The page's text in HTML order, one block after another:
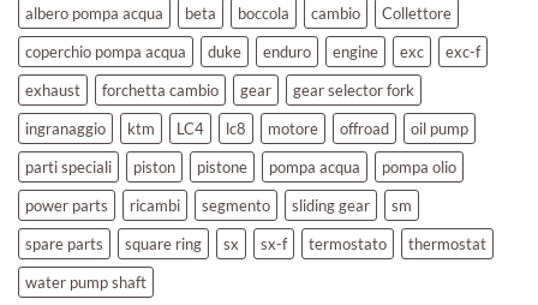
albero pompa acqua
beta boccola cambio
Collettore
coperchio pompa acqua
duke enduro engine exc
exc-f
exhaust
forchetta cambio gear
gear selector fork
ingranaggio
ktm LC4 lc8 motore offroad
oil pump
parti speciali
piston pistone pompa acqua
pompa olio
power parts
ricambi segmento sliding gear
sm
spare parts
square ring sx sx-f termostato
thermostat
water pump shaft